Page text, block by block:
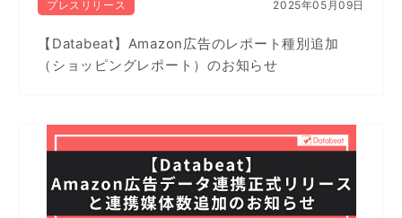
プレスリリース 2025年05月09日
【Databeat】Amazon広告のレポート種別追加
（ショッピングレポート）のお知らせ